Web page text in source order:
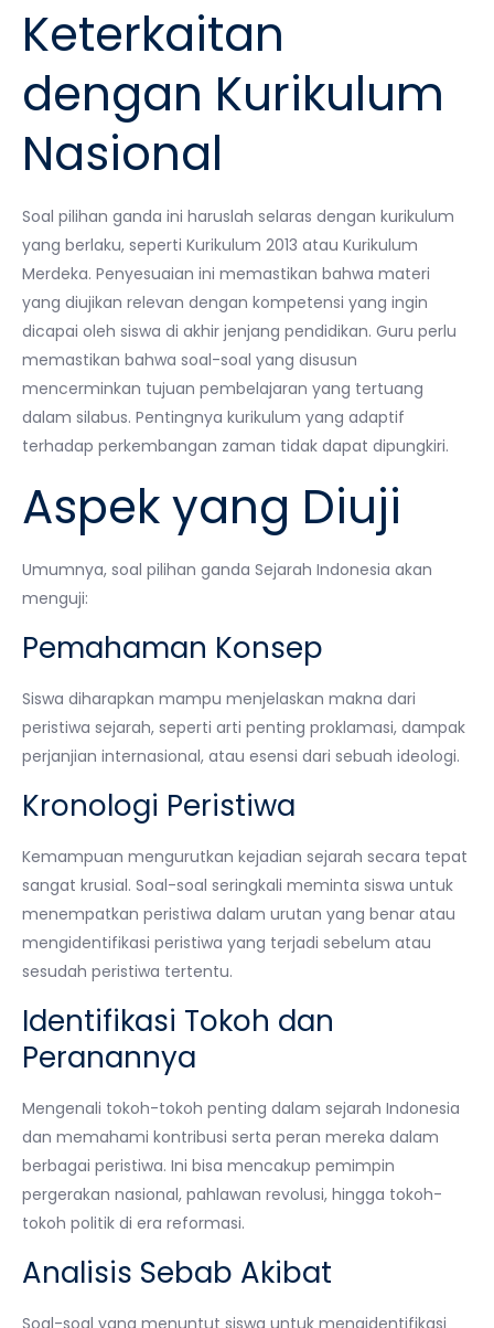
Keterkaitan
dengan Kurikulum
Nasional
Soal pilihan ganda ini haruslah selaras dengan kurikulum
yang berlaku, seperti Kurikulum 2013 atau Kurikulum
Merdeka. Penyesuaian ini memastikan bahwa materi
yang diujikan relevan dengan kompetensi yang ingin
dicapai oleh siswa di akhir jenjang pendidikan. Guru perlu
memastikan bahwa soal-soal yang disusun
mencerminkan tujuan pembelajaran yang tertuang
dalam silabus. Pentingnya kurikulum yang adaptif
terhadap perkembangan zaman tidak dapat dipungkiri.
Aspek yang Diuji
Umumnya, soal pilihan ganda Sejarah Indonesia akan
menguji:
Pemahaman Konsep
Siswa diharapkan mampu menjelaskan makna dari
peristiwa sejarah, seperti arti penting proklamasi, dampak
perjanjian internasional, atau esensi dari sebuah ideologi.
Kronologi Peristiwa
Kemampuan mengurutkan kejadian sejarah secara tepat
sangat krusial. Soal-soal seringkali meminta siswa untuk
menempatkan peristiwa dalam urutan yang benar atau
mengidentifikasi peristiwa yang terjadi sebelum atau
sesudah peristiwa tertentu.
Identifikasi Tokoh dan
Peranannya
Mengenali tokoh-tokoh penting dalam sejarah Indonesia
dan memahami kontribusi serta peran mereka dalam
berbagai peristiwa. Ini bisa mencakup pemimpin
pergerakan nasional, pahlawan revolusi, hingga tokoh-
tokoh politik di era reformasi.
Analisis Sebab Akibat
Soal-soal yang menuntut siswa untuk mengidentifikasi